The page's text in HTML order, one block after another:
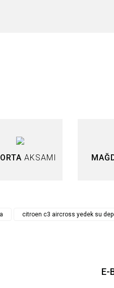
noktaları öneri formunu
AKSAMI
citroen c3 aircross yedek su
E-